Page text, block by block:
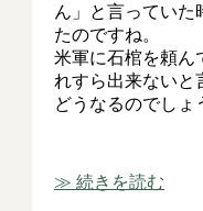
ん」と言っていた
たのですね。
米軍に石棺を頼ん
れすら出来ないと
どうなるのでしょ
≫ 続きを読む